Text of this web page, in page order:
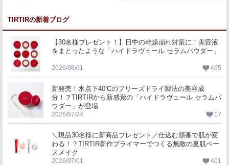
TIRTIRの新着ブログ
【30名様プレゼント！】日中の乾燥崩れ対策に！美容液
をまとったような「ハイドラヴェール セラムパウダー」
2026/08/01 465
新発売！氷点下40℃のフリーズドライ製法の美容成
分！？TIRTIRから新感覚の「ハイドラヴェール セラムパ
ウダー」が登場
2026/07/24 17
＼現品30名様に新商品プレゼント／仕込む順番で肌が変
わる！？TIRTIR新作プライマーでつくる無敵の夏肌ベー
スメイク
2026/07/01 401